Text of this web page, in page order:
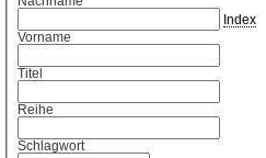
Index
Vorname
Titel
Reihe
Schlagwort